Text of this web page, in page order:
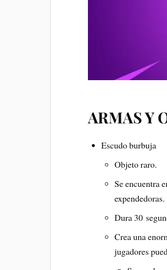
ARMAS Y
Escudo burbuja
Objeto raro.
Se encuentra
expendedoras.
Dura 30
Crea una
jugadores